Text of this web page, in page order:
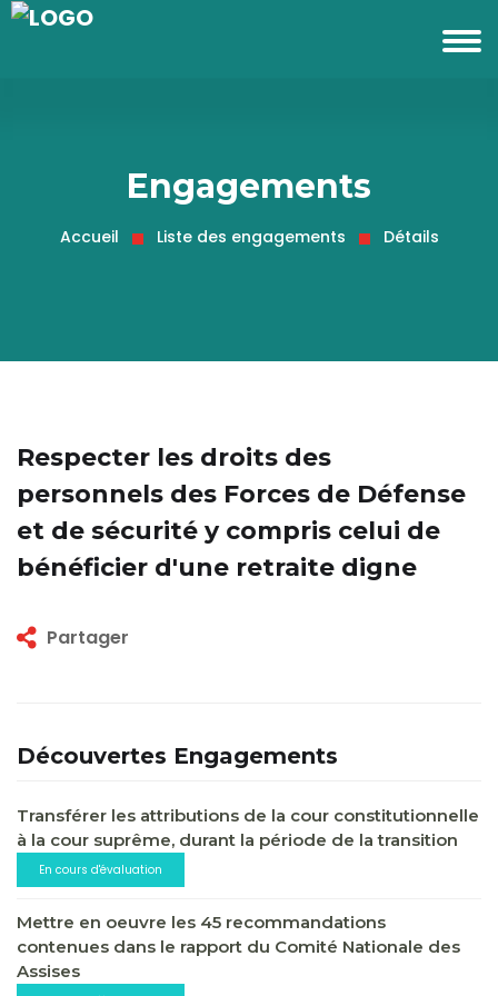
Engagements
Accueil Liste des engagements Détails
Respecter les droits des
personnels des Forces de Défense
et de sécurité y compris celui de
bénéficier d'une retraite digne
Partager
Découvertes Engagements
Transférer les attributions de la cour constitutionnelle
à la cour suprême, durant la période de la transition
En cours d'évaluation
Mettre en oeuvre les 45 recommandations
contenues dans le rapport du Comité Nationale des
Assises